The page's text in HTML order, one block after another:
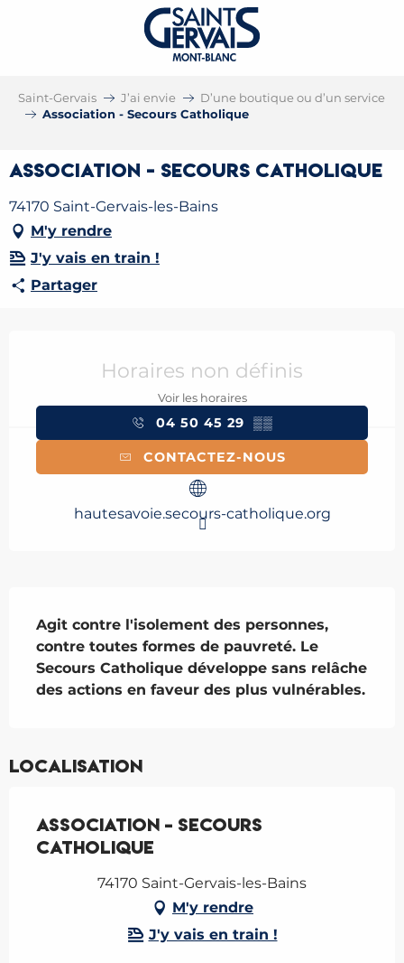
Saint-Gervais J’ai envie
D’une boutique ou d’un service
Association - Secours Catholique
Association - Secours Catholique
74170 Saint-Gervais-les-Bains
M'y rendre
J'y vais en train !
Partager
Horaires non définis
Voir les horaires
04 50 45 29 ▒▒
CONTACTEZ-NOUS
hautesavoie.secours-catholique.org
Agit contre l'isolement des personnes,
contre toutes formes de pauvreté. Le
Secours Catholique développe sans relâche
des actions en faveur des plus vulnérables.
Localisation
Association - Secours
Catholique
74170 Saint-Gervais-les-Bains
M'y rendre
J'y vais en train !